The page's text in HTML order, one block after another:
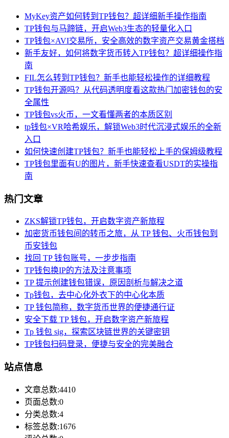
MyKey资产如何转到TP钱包？超详细新手操作指南
TP钱包与马蹄链，开启Web3生态的轻量化入口
TP钱包×AVI交易所，安全高效的数字资产交易黄金搭档
新手友好，如何将数字货币转入TP钱包？超详细操作指
南
FIL怎么转到TP钱包？新手也能轻松操作的详细教程
TP钱包开源吗？从代码透明度看这款热门加密钱包的安
全属性
TP钱包vs火币，一文看懂两者的本质区别
tp钱包×VR哈希娱乐，解锁Web3时代沉浸式娱乐的全新
入口
如何快速创建TP钱包？新手也能轻松上手的保姆级教程
TP钱包里面有U的图片，新手快速查看USDT的实操指
南
热门文章
ZKS解锁TP钱包，开启数字资产新旅程
加密货币钱包间的转币之旅，从 TP 钱包、火币钱包到
币安钱包
找回 TP 钱包账号，一步步指南
TP钱包换IP的方法及注意事项
TP 提示创建钱包错误，原因剖析与解决之道
Tp钱包，去中心化外衣下的中心化本质
TP 钱包简称，数字货币世界的便捷通行证
安全下载 TP 钱包，开启数字资产新旅程
Tp 钱包 sig，探索区块链世界的关键密钥
TP钱包扫码登录，便捷与安全的完美融合
站点信息
文章总数:4410
页面总数:0
分类总数:4
标签总数:1676